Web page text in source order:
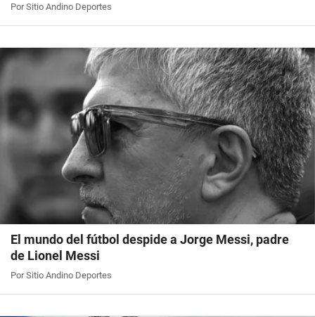
Por Sitio Andino Deportes
El mundo del fútbol despide a Jorge Messi, padre
de Lionel Messi
Por Sitio Andino Deportes